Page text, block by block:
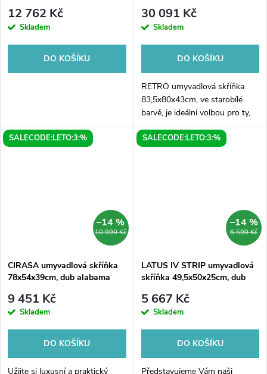
12 762 Kč
Skladem
DO KOŠÍKU
30 091 Kč
Skladem
DO KOŠÍKU
RETRO umyvadlová skříňka
83,5x80x43cm, ve starobílé
barvě, je ideální volbou pro ty,
kteří milují kombinaci vintage
stylu a praktického designu.
SALECODE:LETO:3:%
10 990 Kč
–14 %
CIRASA umyvadlová skříňka
78x54x39cm, dub alabama
9 451 Kč
Skladem
DO KOŠÍKU
Užijte si luxusní a praktický
SALECODE:LETO:3:%
6 590 Kč
–14 %
LATUS IV STRIP umyvadlová
skříňka 49,5x50x25cm, dub
5 667 Kč
Skladem
DO KOŠÍKU
Představujeme Vám naši